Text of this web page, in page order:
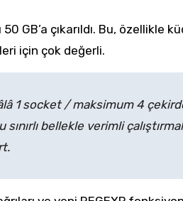
GB’a çıkarıldı. Bu, özellikle
için çok değerli.
1 socket / maksimum 4
sınırlı bellekle verimli